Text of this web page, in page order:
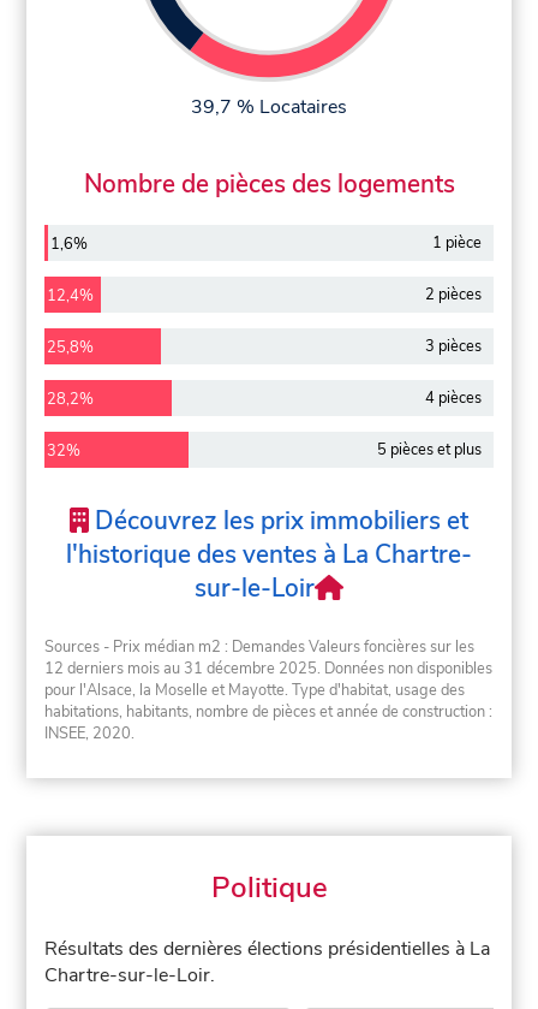
39,7 % Locataires
Nombre de pièces des logements
1,6% 1 pièce
12,4% 2 pièces
25,8% 3 pièces
28,2% 4 pièces
32% 5 pièces et plus
Découvrez les prix immobiliers et
l'historique des ventes à La Chartre-
sur-le-Loir
Sources - Prix médian m2 : Demandes Valeurs foncières sur les
12 derniers mois au 31 décembre 2025. Données non disponibles
pour l'Alsace, la Moselle et Mayotte. Type d'habitat, usage des
habitations, habitants, nombre de pièces et année de construction :
INSEE, 2020.
Politique
Résultats des dernières élections présidentielles à La
Chartre-sur-le-Loir.